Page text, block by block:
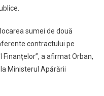
sumei de două
contractului pe
a afirmat Orban,
Ministerul Apărării